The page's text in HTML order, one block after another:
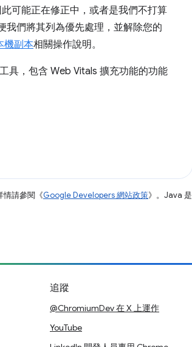
可能正在修正中，或者是我們不打算
我們將其列為優先處理，並解除您的
機副本相關操作說明。
具，包含 Web Vitals 擴充功能的功能
情請參閱《Google Developers 網站政策》。Java 是
追蹤
@ChromiumDev 在 X 上運作
YouTube